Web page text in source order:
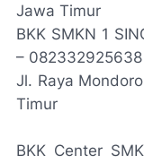
Jawa Timur
BKK SMKN 1
– 082332925638
Jl. Raya
Timur
BKK Center